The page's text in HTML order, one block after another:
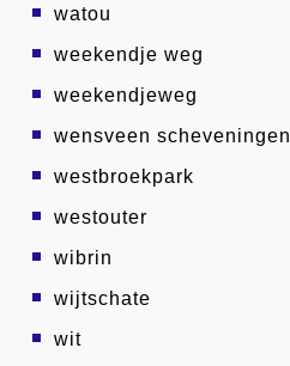
watou
weekendje weg
weekendjeweg
wensveen scheveningen
westbroekpark
westouter
wibrin
wijtschate
wit